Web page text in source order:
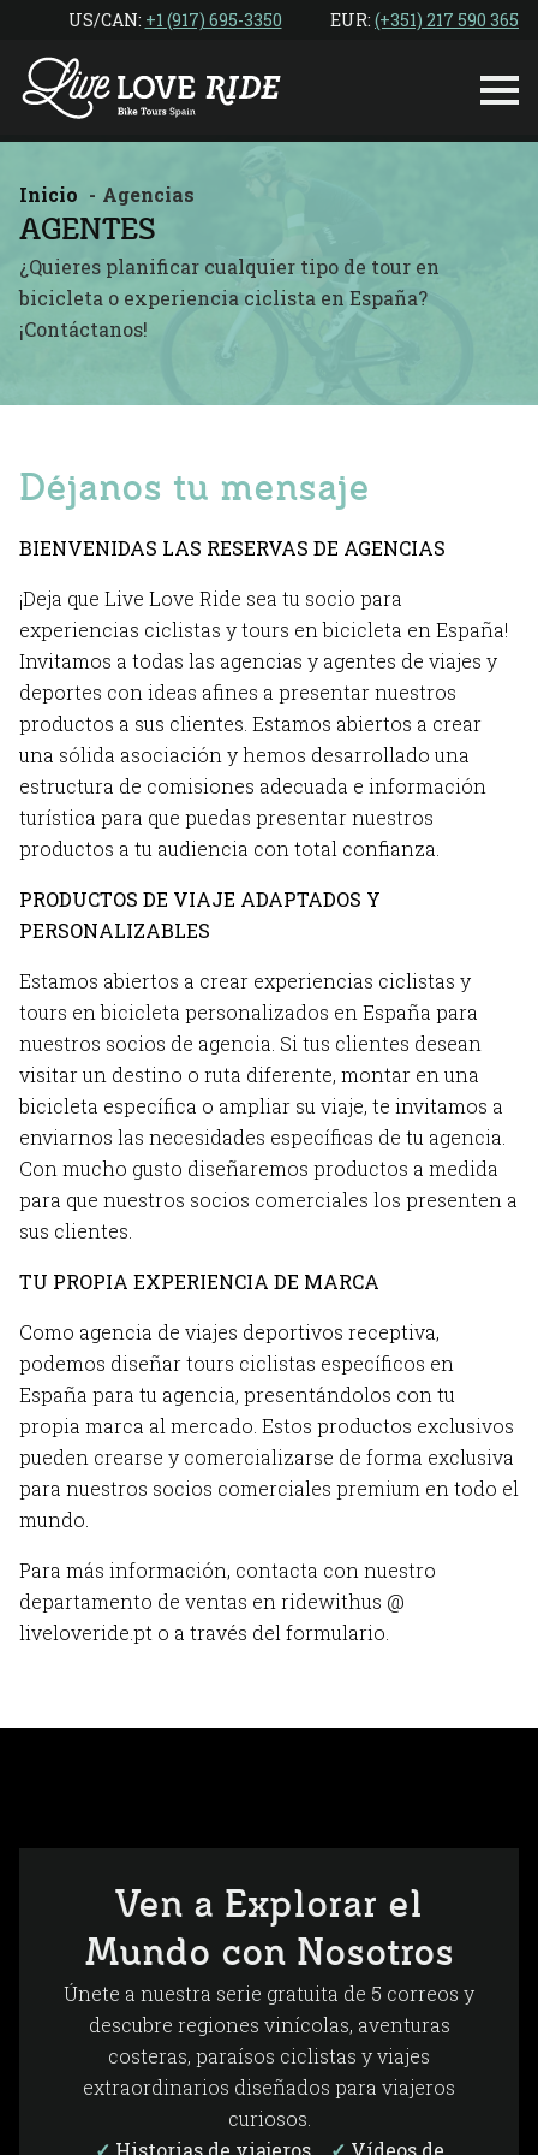
contenido
US/CAN: ‎ +1 (917) 695-3350 EUR: (+351) 217 590 365
Inicio Agencias
AGENTES
¿Quieres planificar cualquier tipo de tour en
bicicleta o experiencia ciclista en España?
¡Contáctanos!
Déjanos tu mensaje
BIENVENIDAS LAS RESERVAS DE AGENCIAS
¡Deja que Live Love Ride sea tu socio para
experiencias ciclistas y tours en bicicleta en España!
Invitamos a todas las agencias y agentes de viajes y
deportes con ideas afines a presentar nuestros
productos a sus clientes. Estamos abiertos a crear
una sólida asociación y hemos desarrollado una
estructura de comisiones adecuada e información
turística para que puedas presentar nuestros
productos a tu audiencia con total confianza.
PRODUCTOS DE VIAJE ADAPTADOS Y
PERSONALIZABLES
Estamos abiertos a crear experiencias ciclistas y
tours en bicicleta personalizados en España para
nuestros socios de agencia. Si tus clientes desean
visitar un destino o ruta diferente, montar en una
bicicleta específica o ampliar su viaje, te invitamos a
enviarnos las necesidades específicas de tu agencia.
Con mucho gusto diseñaremos productos a medida
para que nuestros socios comerciales los presenten a
sus clientes.
TU PROPIA EXPERIENCIA DE MARCA
Como agencia de viajes deportivos receptiva,
podemos diseñar tours ciclistas específicos en
España para tu agencia, presentándolos con tu
propia marca al mercado. Estos productos exclusivos
pueden crearse y comercializarse de forma exclusiva
para nuestros socios comerciales premium en todo el
mundo.
Para más información, contacta con nuestro
departamento de ventas en ridewithus @
liveloveride.pt o a través del formulario.
Ven a Explorar el
Mundo con Nosotros
Únete a nuestra serie gratuita de 5 correos y
descubre regiones vinícolas, aventuras
costeras, paraísos ciclistas y viajes
extraordinarios diseñados para viajeros
curiosos.
✓ Historias de viajeros ✓ Vídeos de